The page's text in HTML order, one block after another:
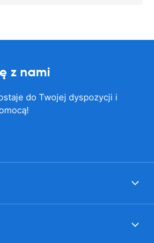
z nami
do Twojej dyspozycji i